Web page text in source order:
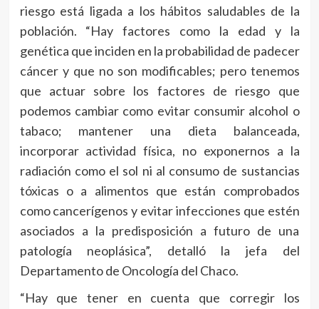
riesgo está ligada a los hábitos saludables de la
población. “Hay factores como la edad y la
genética que inciden en la probabilidad de padecer
cáncer y que no son modificables; pero tenemos
que actuar sobre los factores de riesgo que
podemos cambiar como evitar consumir alcohol o
tabaco; mantener una dieta balanceada,
incorporar actividad física, no exponernos a la
radiación como el sol ni al consumo de sustancias
tóxicas o a alimentos que están comprobados
como cancerígenos y evitar infecciones que estén
asociados a la predisposición a futuro de una
patología neoplásica”, detalló la jefa del
Departamento de Oncología del Chaco.
“Hay que tener en cuenta que corregir los